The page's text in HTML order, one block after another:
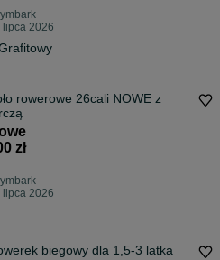
lipca 2026
rowerowe 26cali NOWE z
zł
lipca 2026
biegowy dla 1,5-3 latka